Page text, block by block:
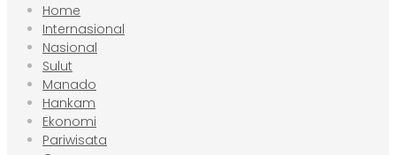
Home
Internasional
Nasional
Sulut
Manado
Hankam
Ekonomi
Pariwisata